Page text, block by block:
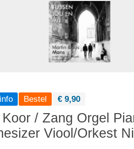
€ 9,90
Koor / Zang Orgel
Viool/Orkest